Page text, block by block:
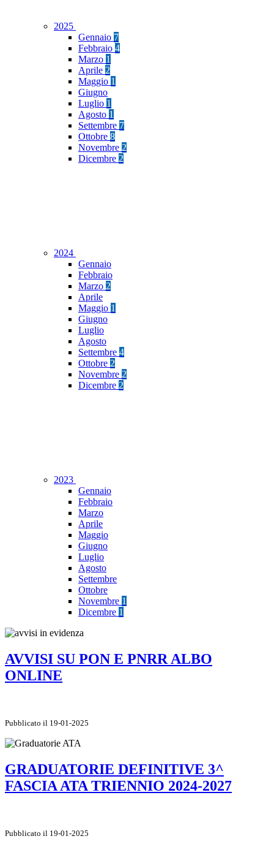
2025
Gennaio 7
Febbraio 4
Marzo 1
Aprile 2
Maggio 1
Giugno
Luglio 1
Agosto 1
Settembre 7
Ottobre 8
Novembre 2
Dicembre 2
2024
Gennaio
Febbraio
Marzo 2
Aprile
Maggio 1
Giugno
Luglio
Agosto
Settembre 4
Ottobre 2
Novembre 2
Dicembre 2
2023
Gennaio
Febbraio
Marzo
Aprile
Maggio
Giugno
Luglio
Agosto
Settembre
Ottobre
Novembre 1
Dicembre 1
AVVISI SU PON E PNRR ALBO
ONLINE
Pubblicato il 19-01-2025
GRADUATORIE DEFINITIVE 3^
FASCIA ATA TRIENNIO 2024-2027
Pubblicato il 19-01-2025